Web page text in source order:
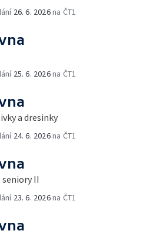
26. 6. 2026na ČT1
25. 6. 2026na ČT1
a dresinky
24. 6. 2026na ČT1
II
23. 6. 2026na ČT1